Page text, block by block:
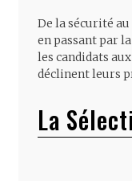
De la sécurité
en passant par
les candidats
déclinent leurs
La